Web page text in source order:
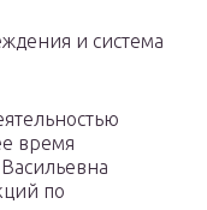
и система
время
по